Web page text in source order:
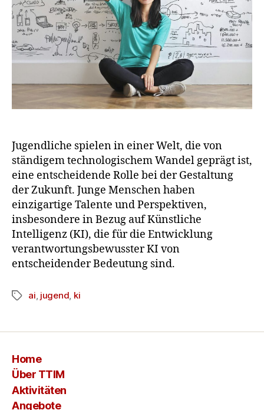
Jugendliche spielen in einer Welt, die von
ständigem technologischem Wandel geprägt ist,
eine entscheidende Rolle bei der Gestaltung
der Zukunft. Junge Menschen haben
einzigartige Talente und Perspektiven,
insbesondere in Bezug auf Künstliche
Intelligenz (KI), die für die Entwicklung
verantwortungsbewusster KI von
entscheidender Bedeutung sind.
ai, jugend, ki
Home
Über TTIM
Aktivitäten
Angebote